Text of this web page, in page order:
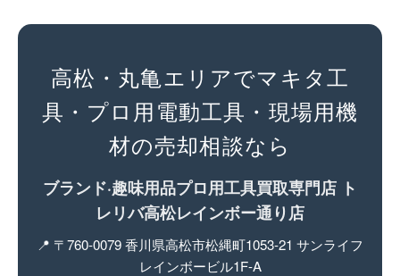
高松・丸亀エリアでマキタ工
具・プロ用電動工具・現場用機
材の売却相談なら
ブランド·趣味用品プロ用工具買取専門店 ト
レリバ高松レインボー通り店
📍 〒760-0079 香川県高松市松縄町1053-21 サンライフ
レインボービル1F-A